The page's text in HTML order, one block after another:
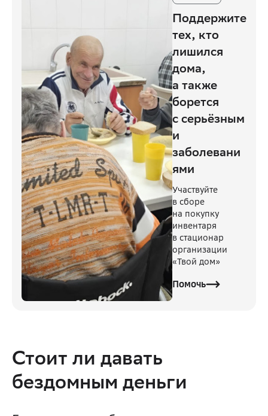
Поддержите
тех, кто
лишился
дома,
а также
борется
с серьёзным
и
заболевани
ями
Участвуйте
в сборе
на покупку
инвентаря
в стационар
организации
«Твой дом»
Помочь
Стоит ли давать
бездомным деньги